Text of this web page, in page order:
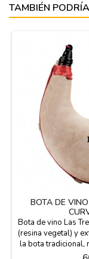
TAMBIÉN
BOTA DE
Bota de vino Las
(resina vegetal) y
la bota tradicional,
licores hasta 30º